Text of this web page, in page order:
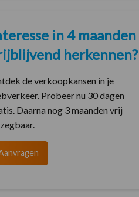
in 4 maanden
herkennen?
de verkoopkansen in je
Probeer nu 30 dagen
Daarna nog 3 maanden vrij